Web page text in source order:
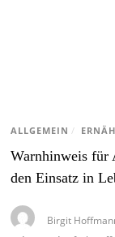
ALLGEMEIN /
Warnhinweis für
den Einsatz in
Birgit